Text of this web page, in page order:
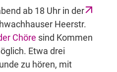
ab 18 Uhr in der
Heerstr.
Chöre sind Kommen
Etwa drei
zu hören, mit